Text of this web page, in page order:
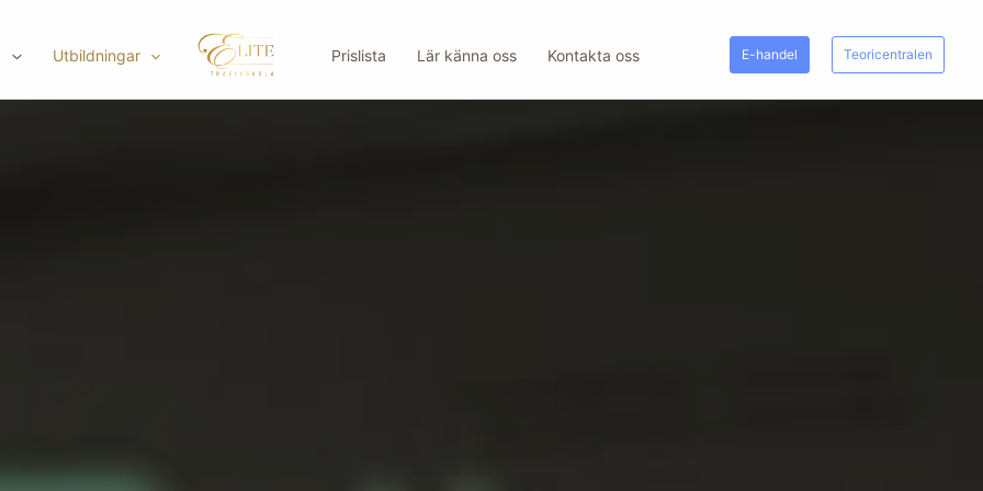
Utbildningar Prislista Lär känna oss Kontakta oss E-handel Teoricentralen